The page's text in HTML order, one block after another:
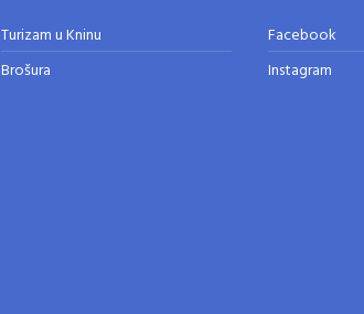
Turizam u Kninu
Brošura
Facebook
Instagram